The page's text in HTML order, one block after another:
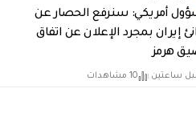
أمريكي: سنرفع الحصار عن
إيران بمجرد الإعلان عن اتفاق
هرمز
ساعتين 10 مشاهدات